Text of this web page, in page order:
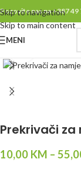
Skip to navigation
Skip to main content
Pozovite nas na +387 49
MENI
Click to
Prekrivači
10,00 KM –